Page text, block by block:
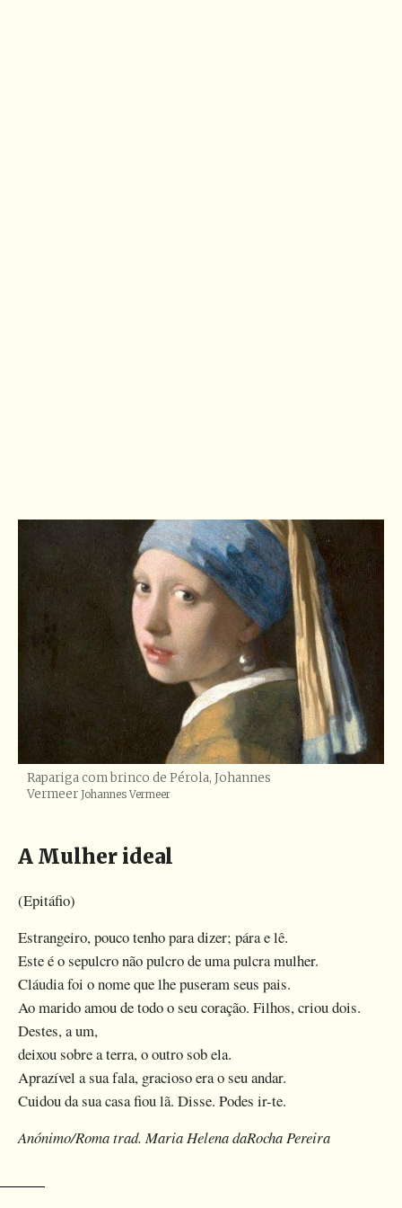
Rapariga com brinco de Pérola, Johannes
Vermeer Créditos
Johannes Vermeer
A Mulher ideal
(Epitáfio)
Estrangeiro, pouco tenho para dizer; pára e lê.
Este é o sepulcro não pulcro de uma pulcra mulher.
Cláudia foi o nome que lhe puseram seus pais.
Ao marido amou de todo o seu coração. Filhos, criou dois.
Destes, a um,
deixou sobre a terra, o outro sob ela.
Aprazível a sua fala, gracioso era o seu andar.
Cuidou da sua casa fiou lã. Disse. Podes ir-te.
Anónimo/Roma trad. Maria Helena daRocha Pereira